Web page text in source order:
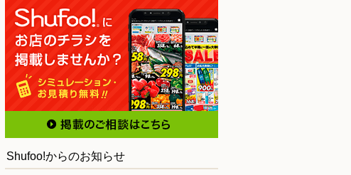
Shufoo!からのお知らせ